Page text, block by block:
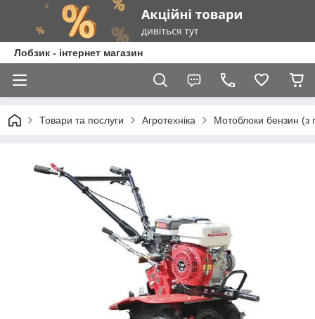
Лобзик - інтернет магазин
Товари та послуги Агротехніка Мотоблоки бензин (з